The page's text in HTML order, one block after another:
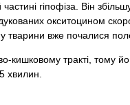
гіпофіза. Він
окситоцином
тварини вже почалися
кишковому тракті, тому
хвилин.